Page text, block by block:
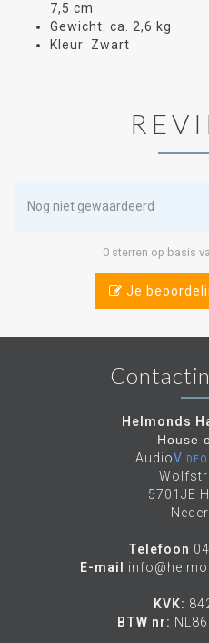
7,5 cm
Gewicht: ca. 2,6 kg
Kleur: Zwart
Nog niet gewaardeerd
0 sterren op basis
Je
Helmonds
House
AudioVideo
5701JE
Telefoon
E-mail
KVK:
BTW nr: